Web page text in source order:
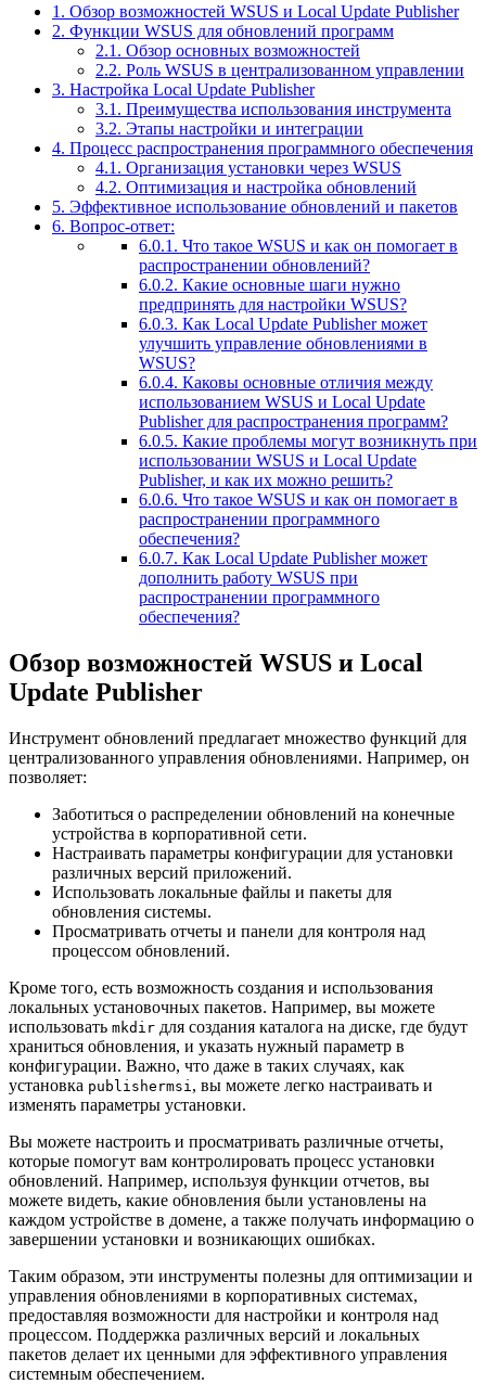
1. Обзор возможностей WSUS и Local Update Publisher
2. Функции WSUS для обновлений программ
2.1. Обзор основных возможностей
2.2. Роль WSUS в централизованном управлении
3. Настройка Local Update Publisher
3.1. Преимущества использования инструмента
3.2. Этапы настройки и интеграции
4. Процесс распространения программного обеспечения
4.1. Организация установки через WSUS
4.2. Оптимизация и настройка обновлений
5. Эффективное использование обновлений и пакетов
6. Вопрос-ответ:
6.0.1. Что такое WSUS и как он помогает в
распространении обновлений?
6.0.2. Какие основные шаги нужно
предпринять для настройки WSUS?
6.0.3. Как Local Update Publisher может
улучшить управление обновлениями в
WSUS?
6.0.4. Каковы основные отличия между
использованием WSUS и Local Update
Publisher для распространения программ?
6.0.5. Какие проблемы могут возникнуть при
использовании WSUS и Local Update
Publisher, и как их можно решить?
6.0.6. Что такое WSUS и как он помогает в
распространении программного
обеспечения?
6.0.7. Как Local Update Publisher может
дополнить работу WSUS при
распространении программного
обеспечения?
Обзор возможностей WSUS и Local
Update Publisher
Инструмент обновлений предлагает множество функций для
централизованного управления обновлениями. Например, он
позволяет:
Заботиться о распределении обновлений на конечные
устройства в корпоративной сети.
Настраивать параметры конфигурации для установки
различных версий приложений.
Использовать локальные файлы и пакеты для
обновления системы.
Просматривать отчеты и панели для контроля над
процессом обновлений.
Кроме того, есть возможность создания и использования
локальных установочных пакетов. Например, вы можете
использовать mkdir для создания каталога на диске, где будут
храниться обновления, и указать нужный параметр в
конфигурации. Важно, что даже в таких случаях, как
установка publishermsi , вы можете легко настраивать и
изменять параметры установки.
Вы можете настроить и просматривать различные отчеты,
которые помогут вам контролировать процесс установки
обновлений. Например, используя функции отчетов, вы
можете видеть, какие обновления были установлены на
каждом устройстве в домене, а также получать информацию о
завершении установки и возникающих ошибках.
Таким образом, эти инструменты полезны для оптимизации и
управления обновлениями в корпоративных системах,
предоставляя возможности для настройки и контроля над
процессом. Поддержка различных версий и локальных
пакетов делает их ценными для эффективного управления
системным обеспечением.